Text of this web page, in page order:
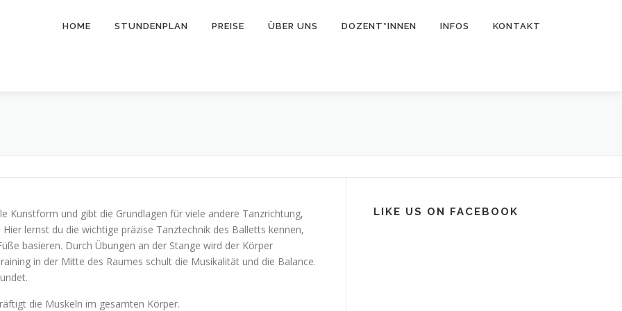
HOME STUNDENPLAN PREISE ÜBER UNS DOZENT*INNEN INFOS KONTAKT
Kunstform und gibt die Grundlagen für viele andere Tanzrichtung,
lernst du die wichtige präzise Tanztechnik des Balletts kennen,
basieren. Durch Übungen an der Stange wird der Körper
in der Mitte des Raumes schult die Musikalität und die Balance.
die Muskeln im gesamten Körper.
LIKE US ON FACEBOOK